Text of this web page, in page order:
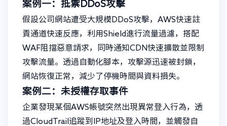
案例一：抵禦DDoS攻擊
假設公司網站遭受大規模DDoS攻擊，AWS快速註
責通道快速反應，利用Shield進行流量過濾，搭配
WAF阻擋惡意請求，同時通知CDN快速擴散並限制
攻擊流量。透過自動化腳本，攻擊源迅速被封鎖，
網站恢復正常，減少了停機時間與資料損失。
案例二：未授權存取事件
企業發現某個AWS帳號突然出現異常登入行為，透
過CloudTrail追蹤到IP地址及登入時間，並觸發自